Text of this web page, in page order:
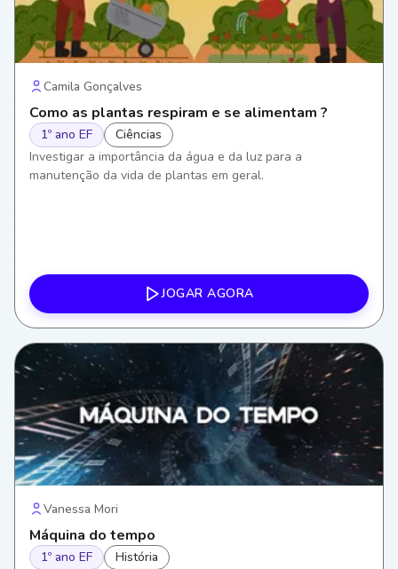
Camila Gonçalves
Como as plantas respiram e se alimentam ?
1º ano EF
Ciências
Investigar a importância da água e da luz para a
manutenção da vida de plantas em geral.
JOGAR AGORA
Vanessa Mori
Máquina do tempo
1º ano EF
História